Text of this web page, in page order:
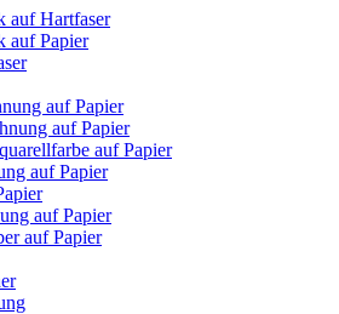
auf Hartfaser
auf Papier
auf Papier
auf Papier
auf Papier
auf Papier
auf Papier
auf Papier